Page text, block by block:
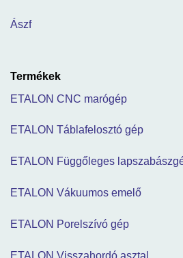
Ászf
Termékek
ETALON CNC marógép
ETALON Táblafelosztó gép
ETALON Függőleges
ETALON Vákuumos emelő
ETALON Porelszívó gép
ETALON Visszahordó asztal